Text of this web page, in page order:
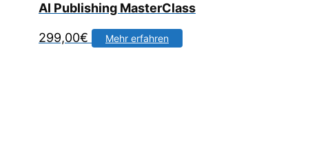
AI Publishing MasterClass
299,00€ Mehr erfahren